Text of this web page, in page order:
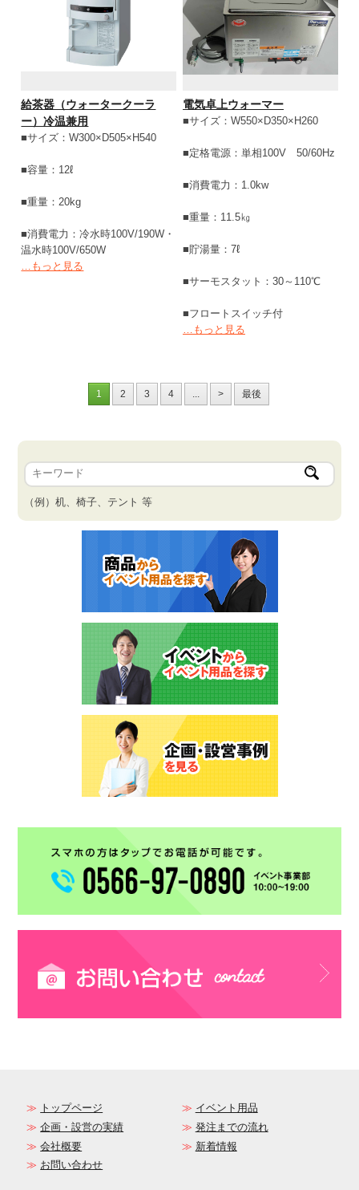
給茶器（ウォータークーラ
ー）冷温兼用
■サイズ：W300×D505×H540
■容量：12ℓ
■重量：20kg
■消費電力：冷水時100V/190W・
温水時100V/650W
…もっと見る
電気卓上ウォーマー
■サイズ：W550×D350×H260
■定格電源：単相100V 50/60Hz
■消費電力：1.0kw
■重量：11.5㎏
■貯湯量：7ℓ
■サーモスタット：30～110℃
■フロートスイッチ付
…もっと見る
1 2 3 4 ... > 最後
（例）机、椅子、テント 等
トップページ
イベント用品
企画・設営の実績
発注までの流れ
会社概要
新着情報
お問い合わせ